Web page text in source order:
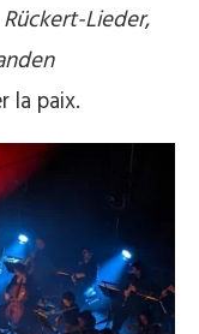
Rückert-Lieder,
la paix.